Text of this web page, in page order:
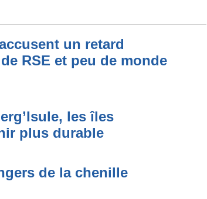
un retard
RSE et peu de monde
les îles
plus durable
de la chenille